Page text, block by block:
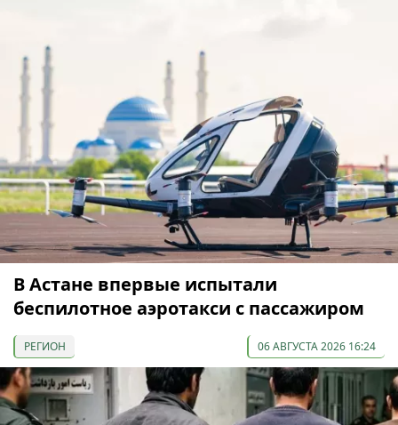
В Астане впервые испытали
беспилотное аэротакси с пассажиром
РЕГИОН 06 АВГУСТА 2026 16:24